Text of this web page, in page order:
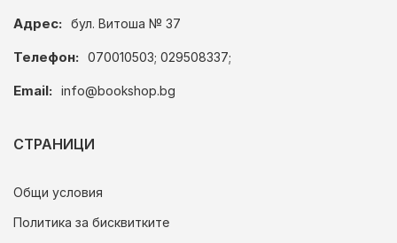
Адрес: бул. Витоша № 37
Телефон: 070010503; 029508337;
Email: info@bookshop.bg
СТРАНИЦИ
Общи условия
Политика за бисквитките